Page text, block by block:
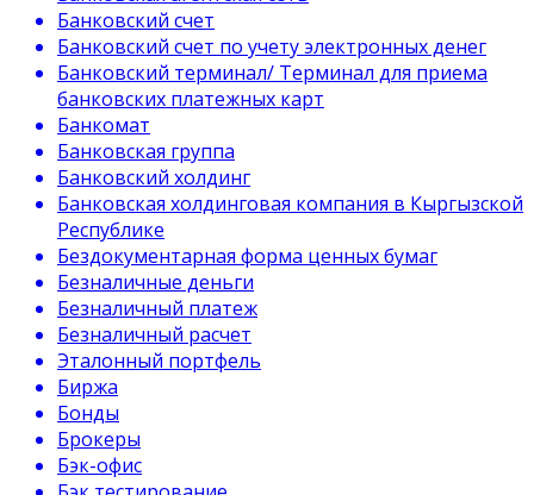
Банковский счет
Банковский счет по учету электронных денег
Банковский терминал/ Терминал для приема
банковских платежных карт
Банкомат
Банковская группа
Банковский холдинг
Банковская холдинговая компания в Кыргызской
Республике
Бездокументарная форма ценных бумаг
Безналичные деньги
Безналичный платеж
Безналичный расчет
Эталонный портфель
Биржа
Бонды
Брокеры
Бэк-офис